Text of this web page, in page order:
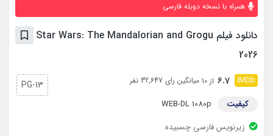
همراه با نسخه دوبله فارسی
دانلود فیلم Star Wars: The Mandalorian and Grogu
2026
6.7 از 10 میانگین رای 32,647 نفر
کیفیت
WEB-DL 1080p
زیرنویس فارسی چسبیده
PG-13